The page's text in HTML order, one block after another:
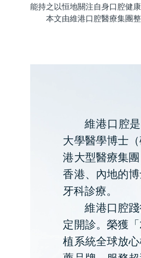
能持之以恒地關注自身口腔健
本文由維港口腔醫療集團整
維港口腔
大學醫學博士
港大型醫療集
香港、內地的
牙科診療。
維港口腔
定開診。榮獲
植系統全球放